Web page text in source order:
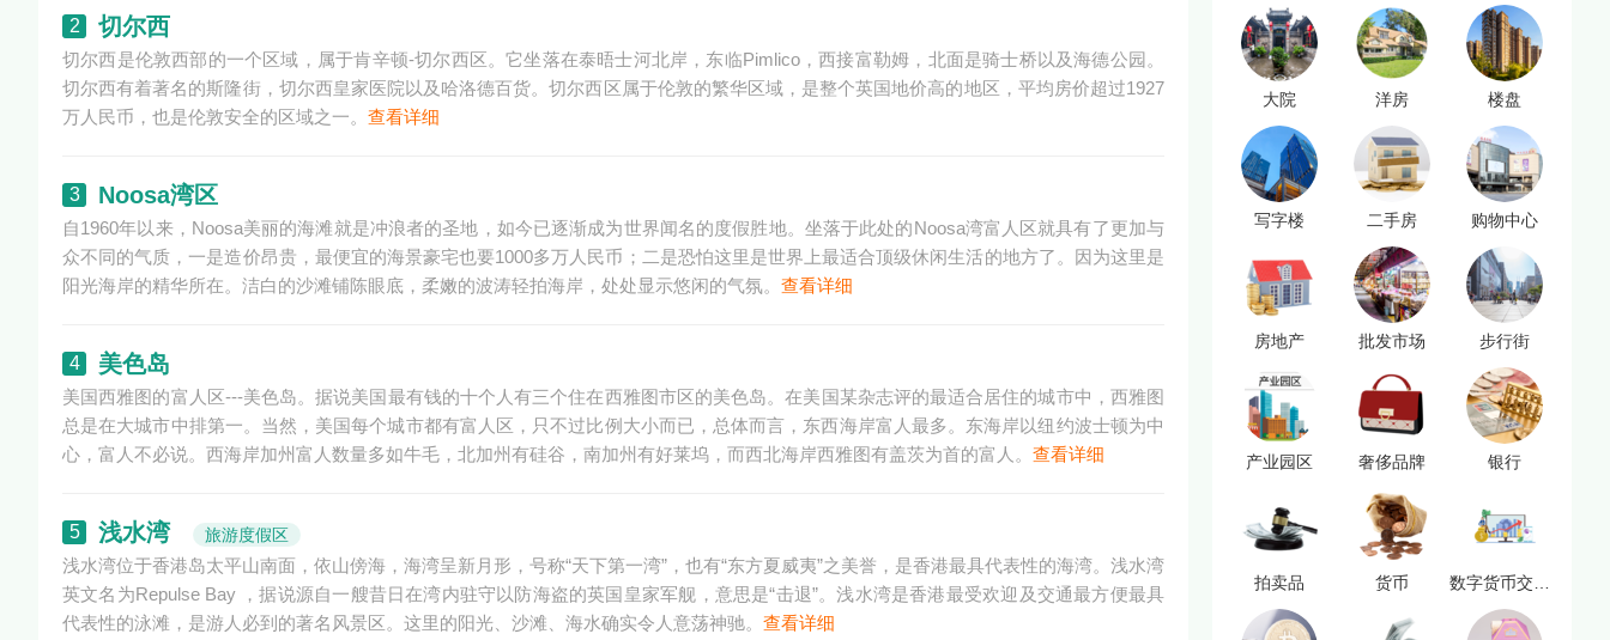
2 切尔西
切尔西是伦敦西部的一个区域，属于肯辛顿-切尔西区。它坐落在泰晤士河北岸，东临Pimlico，西接富勒姆，北面是骑士桥以及海德公园。
切尔西有着著名的斯隆街，切尔西皇家医院以及哈洛德百货。切尔西区属于伦敦的繁华区域，是整个英国地价高的地区，平均房价超过1927
万人民币，也是伦敦安全的区域之一。 查看详细
3 Noosa湾区
自1960年以来，Noosa美丽的海滩就是冲浪者的圣地，如今已逐渐成为世界闻名的度假胜地。坐落于此处的Noosa湾富人区就具有了更加与
众不同的气质，一是造价昂贵，最便宜的海景豪宅也要1000多万人民币；二是恐怕这里是世界上最适合顶级休闲生活的地方了。因为这里是
阳光海岸的精华所在。洁白的沙滩铺陈眼底，柔嫩的波涛轻拍海岸，处处显示悠闲的气氛。 查看详细
4 美色岛
美国西雅图的富人区---美色岛。据说美国最有钱的十个人有三个住在西雅图市区的美色岛。在美国某杂志评的最适合居住的城市中，西雅图
总是在大城市中排第一。当然，美国每个城市都有富人区，只不过比例大小而已，总体而言，东西海岸富人最多。东海岸以纽约波士顿为中
心，富人不必说。西海岸加州富人数量多如牛毛，北加州有硅谷，南加州有好莱坞，而西北海岸西雅图有盖茨为首的富人。 查看详细
5 浅水湾 旅游度假区
浅水湾位于香港岛太平山南面，依山傍海，海湾呈新月形，号称“天下第一湾”，也有“东方夏威夷”之美誉，是香港最具代表性的海湾。浅水湾
英文名为Repulse Bay ，据说源自一艘昔日在湾内驻守以防海盗的英国皇家军舰，意思是“击退”。浅水湾是香港最受欢迎及交通最方便最具
代表性的泳滩，是游人必到的著名风景区。这里的阳光、沙滩、海水确实令人意荡神驰。 查看详细
大院 洋房 楼盘
写字楼 二手房 购物中心
房地产 批发市场 步行街
产业园区 奢侈品牌 银行
拍卖品 货币 数字货币交易平台